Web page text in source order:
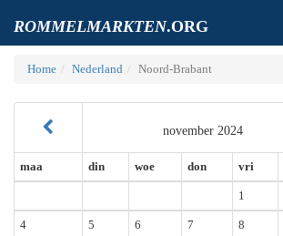
ROMMELMARKTEN.ORG
Home Nederland Noord-Brabant
november 2024
maa din woe don vri
1
4 5 6 7 8